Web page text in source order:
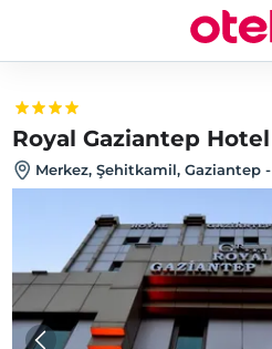
Royal Gaziantep Hotel
Merkez, Şehitkamil, Gaziantep -